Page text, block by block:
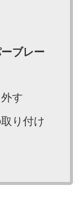
ブレー
す
り付け